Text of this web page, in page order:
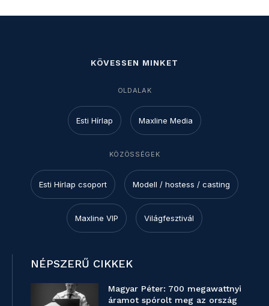
KÖVESSEN MINKET
OLDALAK
Esti Hírlap Maxline Media
KÖZÖSSÉGEK
Esti Hírlap csoport Modell / hostess / casting
Maxline VIP Világfesztivál
NÉPSZERŰ CIKKEK
Magyar Péter: 700 megawattnyi
áramot spórolt meg az ország